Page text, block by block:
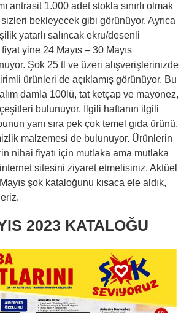
antrasit 1.000 adet stokla sınırlı olmak
bekleyecek gibi görünüyor. Ayrıca
yatarlı salıncak ekru/desenli
yine 24 Mayıs – 30 Mayıs
Şok 25 tl ve üzeri alışverişlerinizde
ürünleri de açıklamış görünüyor. Bu
damla 100lü, tat ketçap ve mayonez,
bulunuyor. İlgili haftanın ilgili
yanı sıra pek çok temel gıda ürünü,
malzemesi de bulunuyor. Ürünlerin
nihai fiyatı için mutlaka ama mutlaka
sitesini ziyaret etmelisiniz. Aktüel
şok kataloğunu kısaca ele aldık,
2023 KATALOĞU